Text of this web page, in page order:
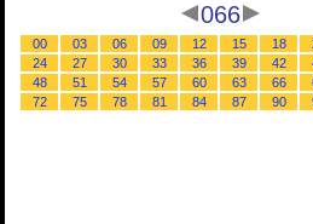
066
00 03 06 09 12 15 18
24
27 30 33 36 39 42
48
51 54 57 60 63 66
72
75 78 81 84 87 90